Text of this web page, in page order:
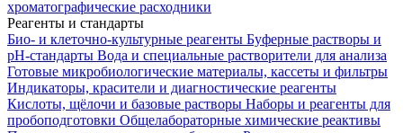
хроматографические расходники
Реагенты и стандарты
Био- и клеточно-культурные реагенты Буферные растворы и
pH-стандарты Вода и специальные растворители для анализа
Готовые микробиологические материалы, кассеты и фильтры
Индикаторы, красители и диагностические реагенты
Кислоты, щёлочи и базовые растворы Наборы и реагенты для
пробоподготовки Общелабораторные химические реактивы